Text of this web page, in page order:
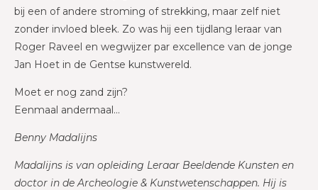
bij een of andere stroming of strekking, maar zelf niet
zonder invloed bleek. Zo was hij een tijdlang leraar van
Roger Raveel en wegwijzer par excellence van de jonge
Jan Hoet in de Gentse kunstwereld.
Moet er nog zand zijn?
Eenmaal andermaal…
Benny Madalijns
Madalijns is van opleiding Leraar Beeldende Kunsten en
doctor in de Archeologie & Kunstwetenschappen. Hij is